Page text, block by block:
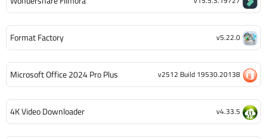
Format Factory v5.22.0
Microsoft Office 2024 Pro Plus v2512 Build 19530.20138
4K Video Downloader v4.33.5